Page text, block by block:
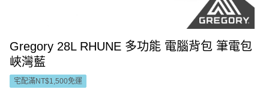
Gregory 28L RHUNE 多功能 電腦背包 筆電包
峽灣藍
宅配滿NT$1,500免運